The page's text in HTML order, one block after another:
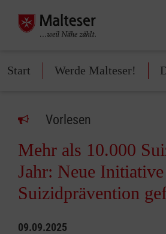
Start Werde Malteser!
Vorlesen
Mehr als 10.000
Jahr: Neue
Suizidprävention
09.09.2025